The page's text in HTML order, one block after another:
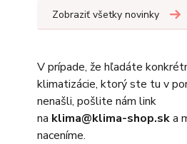
Zobraziť všetky novinky
V prípade, že hľadáte
klimatizácie, ktorý ste tu v
nenašli, pošlite nám link
na klima@klima-shop.ska
naceníme.